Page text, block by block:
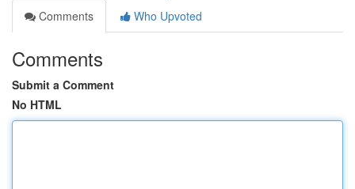
Comments
Who Upvoted
Comments
Submit a Comment
No HTML